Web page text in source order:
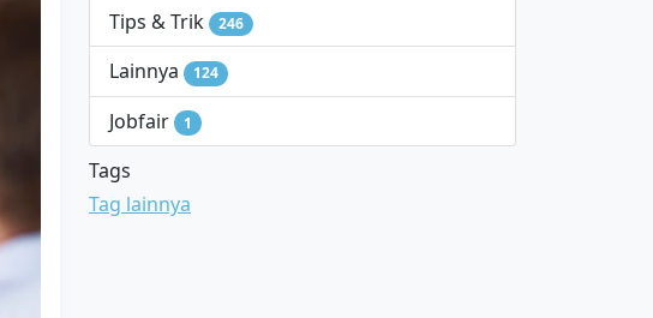
Tips & Trik 246
Lainnya 124
Jobfair 1
Tags
Tag lainnya